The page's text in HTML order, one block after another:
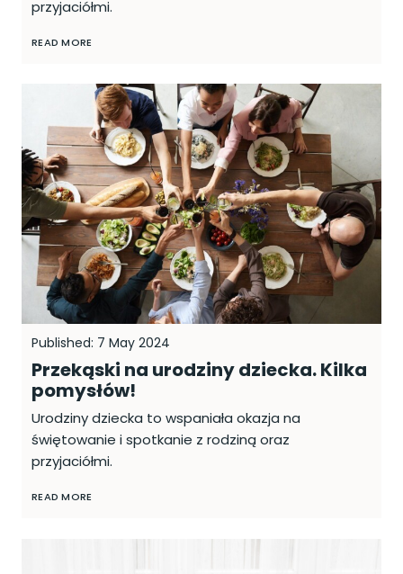
przyjaciółmi.
READ MORE
Published: 7 May 2024
Przekąski na urodziny dziecka. Kilka
pomysłów!
Urodziny dziecka to wspaniała okazja na
świętowanie i spotkanie z rodziną oraz
przyjaciółmi.
READ MORE